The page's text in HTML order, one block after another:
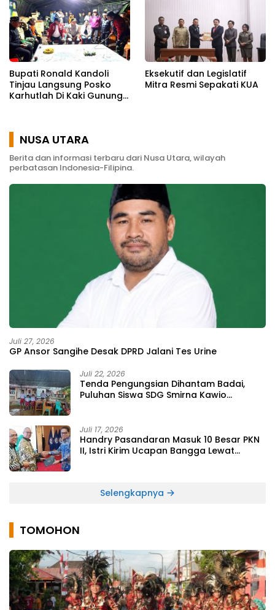
Bupati Ronald Kandoli
Tinjau Langsung Posko
Karhutlah Di Kaki Gunung
Eksekutif dan Legislatif
Mitra Resmi Sepakati KUA
NUSA UTARA
Berita dan informasi terbaru dari Nusa Utara, wilayah
perbatasan Indonesia-Filipina.
Juli 27, 2026
GP Ansor Sangihe Desak DPRD Jalani Tes Urine
Juli 22, 2026
Tenda Pengungsian Dihantam Badai,
Puluhan Siswa SDG Smirna Kawio
Juli 17, 2026
Handry Pasandaran Masuk 10 Besar PKN
II, Istri Kirim Ucapan Bangga Lewat
Selengkapnya
TOMOHON